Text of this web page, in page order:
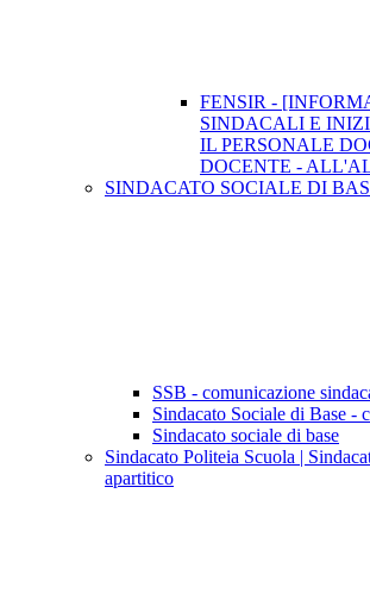
FENSIR -
SINDACALI E
IL PERSONALE
DOCENTE -
SINDACATO SOCIALE DI
SSB - comunicazione
Sindacato Sociale di Base -
Sindacato sociale di base
Sindacato Politeia Scuola |
apartitico